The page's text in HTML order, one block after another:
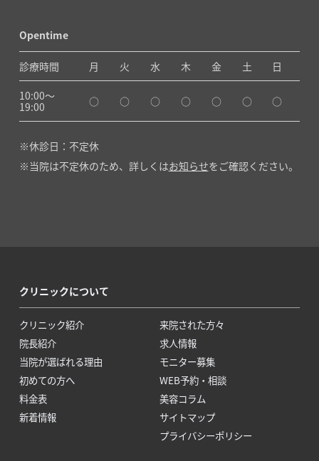
Opentime
診療時間 月 火 水 木 金 土 日
10:00〜
19:00
○ ○ ○ ○ ○ ○ ○
休診日：不定休
当院は不定休のため、詳しくはお知らせをご確認ください。
クリニックについて
クリニック紹介
院長紹介
当院が選ばれる理由
初めての方へ
料金表
新着情報
来院された方々
求人情報
モニター募集
WEB予約・相談
美容コラム
サイトマップ
プライバシーポリシー